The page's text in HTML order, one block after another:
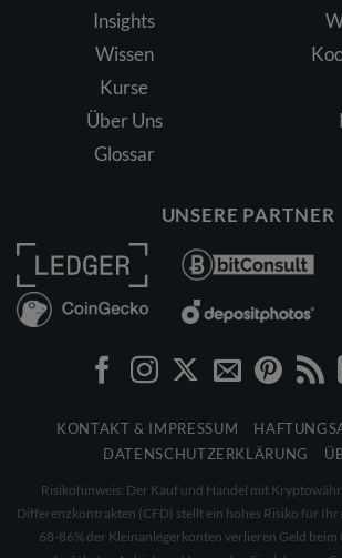
Insights
Wissen
Kurse
Über Uns
Glossar
UNSERE PARTNER
KONTAKT & IMPRESSUM
DATENSCHUTZERKLÄRUNG
Risikohinweis: Der Kauf und Handel mit
Differenzkontrakten (CFD) stellt ein hohes Risiko für Ihr
68-86% der Kleinanlegerkonten verlieren Geld beim